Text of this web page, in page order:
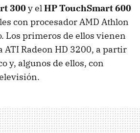
300y elHP TouchSmart 600
con procesadorAMD Athlon
Los primeros de ellos vienen
ATI Radeon HD 3200, a partir
y, algunos de ellos, con